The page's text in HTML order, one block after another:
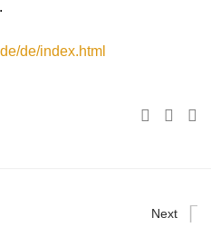
de/index.html
Next